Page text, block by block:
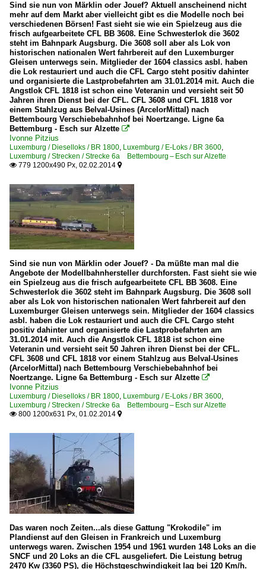
Sind sie nun von Märklin oder Jouef? Aktuell anscheinend nicht
mehr auf dem Markt aber vielleicht gibt es die Modelle noch bei
verschiedenen Börsen! Fast sieht sie wie ein Spielzeug aus die
frisch aufgearbeitete CFL BB 3608. Eine Schwesterlok die 3602
steht im Bahnpark Augsburg. Die 3608 soll aber als Lok von
historischen nationalen Wert fahrbereit auf den Luxemburger
Gleisen unterwegs sein. Mitglieder der 1604 classics asbl. haben
die Lok restauriert und auch die CFL Cargo steht positiv dahinter
und organisierte die Lastprobefahrten am 31.01.2014 mit. Auch die
Angstlok CFL 1818 ist schon eine Veteranin und versieht seit 50
Jahren ihren Dienst bei der CFL. CFL 3608 und CFL 1818 vor
einem Stahlzug aus Belval-Usines (ArcelorMittal) nach
Bettembourg Verschiebebahnhof bei Noertzange. Ligne 6a
Bettemburg - Esch sur Alzette 
Ivonne Pitzius
Luxemburg / Dieselloks / BR 1800, Luxemburg / E-Loks / BR 3600,
Luxemburg / Strecken / Strecke 6a Bettembourg – Esch sur Alzette
 779 1200x490 Px, 02.02.2014 
Sind sie nun von Märklin oder Jouef? - Da müßte man mal die
Angebote der Modellbahnhersteller durchforsten. Fast sieht sie wie
ein Spielzeug aus die frisch aufgearbeitete CFL BB 3608. Eine
Schwesterlok die 3602 steht im Bahnpark Augsburg. Die 3608 soll
aber als Lok von historischen nationalen Wert fahrbereit auf den
Luxemburger Gleisen unterwegs sein. Mitglieder der 1604 classics
asbl. haben die Lok restauriert und auch die CFL Cargo steht
positiv dahinter und organisierte die Lastprobefahrten am
31.01.2014 mit. Auch die Angstlok CFL 1818 ist schon eine
Veteranin und versieht seit 50 Jahren ihren Dienst bei der CFL.
CFL 3608 und CFL 1818 vor einem Stahlzug aus Belval-Usines
(ArcelorMittal) nach Bettembourg Verschiebebahnhof bei
Noertzange. Ligne 6a Bettemburg - Esch sur Alzette 
Ivonne Pitzius
Luxemburg / Dieselloks / BR 1800, Luxemburg / E-Loks / BR 3600,
Luxemburg / Strecken / Strecke 6a Bettembourg – Esch sur Alzette
 800 1200x631 Px, 01.02.2014 
Das waren noch Zeiten...als diese Gattung "Krokodile" im
Plandienst auf den Gleisen in Frankreich und Luxemburg
unterwegs waren. Zwischen 1954 und 1961 wurden 148 Loks an die
SNCF und 20 Loks an die CFL ausgeliefert. Die Leistung betrug
2470 Kw (3360 PS), die Höchstgeschwindigkeit lag bei 120 Km/h.